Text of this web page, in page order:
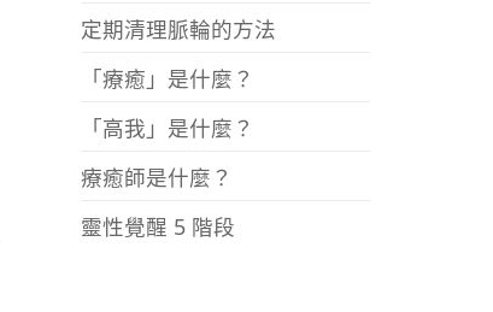
定期清理脈輪的方法
「療癒」是什麼？
「高我」是什麼？
療癒師是什麼？
靈性覺醒 5 階段